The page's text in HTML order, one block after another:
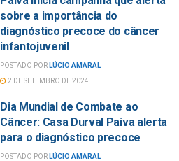
sobre a importância do
diagnóstico precoce do câncer
infantojuvenil
POSTADO POR LÚCIO AMARAL
2 DE SETEMBRO DE 2024
Dia Mundial de Combate ao
Câncer: Casa Durval Paiva alerta
para o diagnóstico precoce
POSTADO POR LÚCIO AMARAL